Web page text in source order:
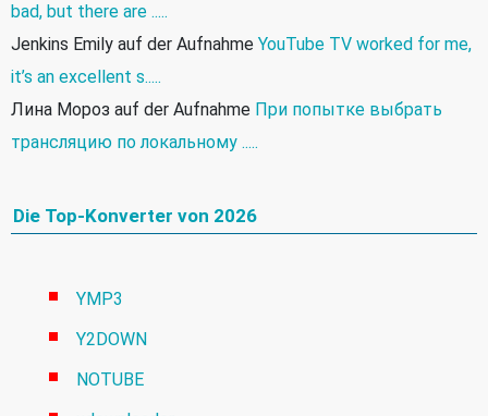
bad, but there are .....
Jenkins Emily auf der Aufnahme YouTube TV worked for me,
it’s an excellent s.....
Лина Мороз auf der Aufnahme При попытке выбрать
трансляцию по локальному .....
Die Top-Konverter von 2026
YMP3
Y2DOWN
NOTUBE